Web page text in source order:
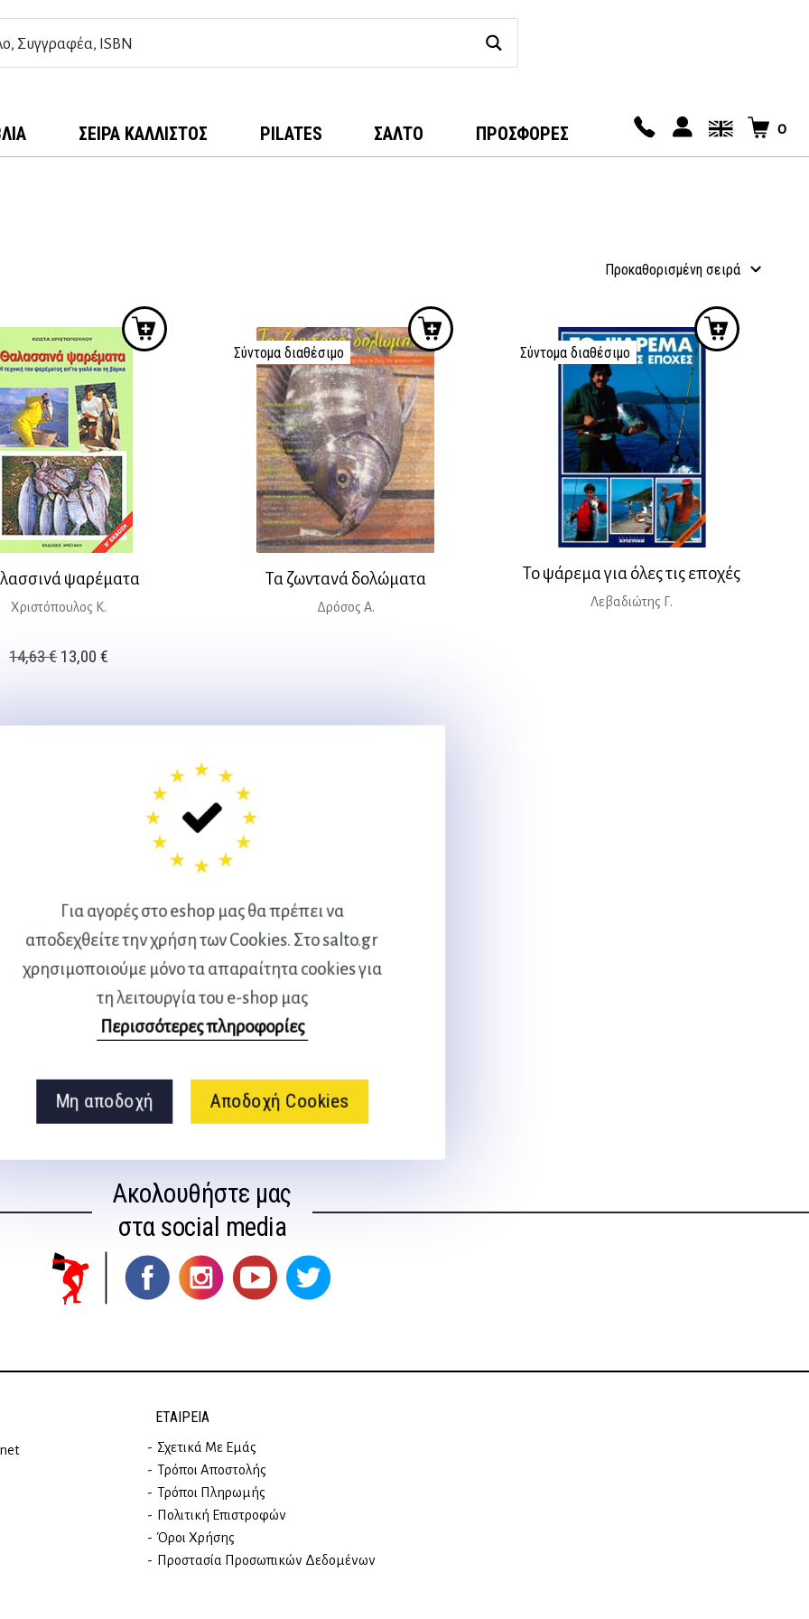
Για αγορές στο eshop μας θα πρέπει να
αποδεχθείτε την χρήση των Cookies. Στο salto.gr
χρησιμοποιούμε μόνο τα απαραίτητα cookies για
τη λειτουργία του e-shop μας
Περισσότερες πληροφορίες
Μη αποδοχή Αποδοχή Cookies
ΣΕΙΡΆ ΚΆΛΛΙΣΤΟΣ PILATES ΣΑΛΤΟ ΠΡΟΣΦΟΡΕΣ 0
ψαρέματα
Χριστόπουλος Κ.
14,63€ Original
14,63 €.
13,00€
είναι:
Σύντομα διαθέσιμο
Τα ζωντανά δολώματα
Δρόσος Α.
Σύντομα διαθέσιμο
Το ψάρεμα για όλες τις εποχές
Λεβαδιώτης Γ.
Ακολουθήστε μας
στα social media
ΕΤΑΙΡΕΊΑ
Σχετικά Με Εμάς
Τρόποι Αποστολής
Τρόποι Πληρωμής
Πολιτική Επιστροφών
Όροι Χρήσης
Προστασία Προσωπικών Δεδομένων